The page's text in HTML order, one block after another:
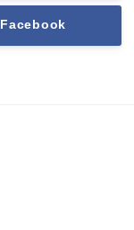
Facebook